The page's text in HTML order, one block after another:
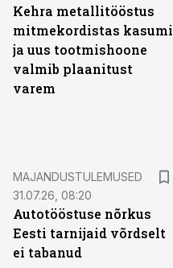
Kehra metallitööstus
mitmekordistas kasumi
ja uus tootmishoone
valmib plaanitust
varem
MAJANDUSTULEMUSED
31.07.26, 08:20
Autotööstuse nõrkus
Eesti tarnijaid võrdselt
ei tabanud